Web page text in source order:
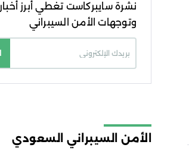
نشرة سايبركاست تغطي أبرز أخبار
وتوجهات الأمن السيبراني
الخصوصية
الأمن السيبراني السعودي